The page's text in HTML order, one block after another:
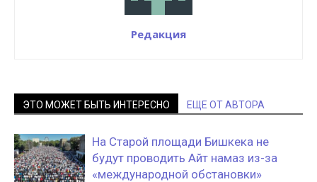
Редакция
ЭТО МОЖЕТ БЫТЬ ИНТЕРЕСНО ЕЩЕ ОТ АВТОРА
На Старой площади Бишкека не
будут проводить Айт намаз из-за
«международной обстановки»